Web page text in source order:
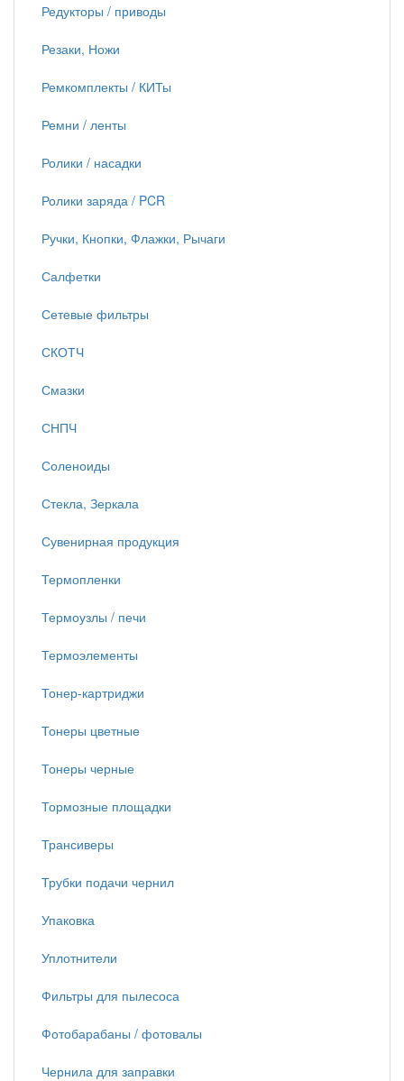
Редукторы / приводы
Резаки, Ножи
Ремкомплекты / КИТы
Ремни / ленты
Ролики / насадки
Ролики заряда / PCR
Ручки, Кнопки, Флажки, Рычаги
Салфетки
Сетевые фильтры
СКОТЧ
Смазки
СНПЧ
Соленоиды
Стекла, Зеркала
Сувенирная продукция
Термопленки
Термоузлы / печи
Термоэлементы
Тонер-картриджи
Тонеры цветные
Тонеры черные
Тормозные площадки
Трансиверы
Трубки подачи чернил
Упаковка
Уплотнители
Фильтры для пылесоса
Фотобарабаны / фотовалы
Чернила для заправки